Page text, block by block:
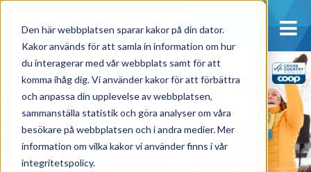
Den här webbplatsen sparar kakor på din dator.
Kakor används för att samla in information om hur
du interagerar med vår webbplats samt för att
komma ihåg dig. Vi använder kakor för att förbättra
och anpassa din upplevelse av webbplatsen,
sammanställa statistik och göra analyser om våra
besökare på webbplatsen och i andra medier. Mer
information om vilka kakor vi använder finns i vår
integritetspolicy.